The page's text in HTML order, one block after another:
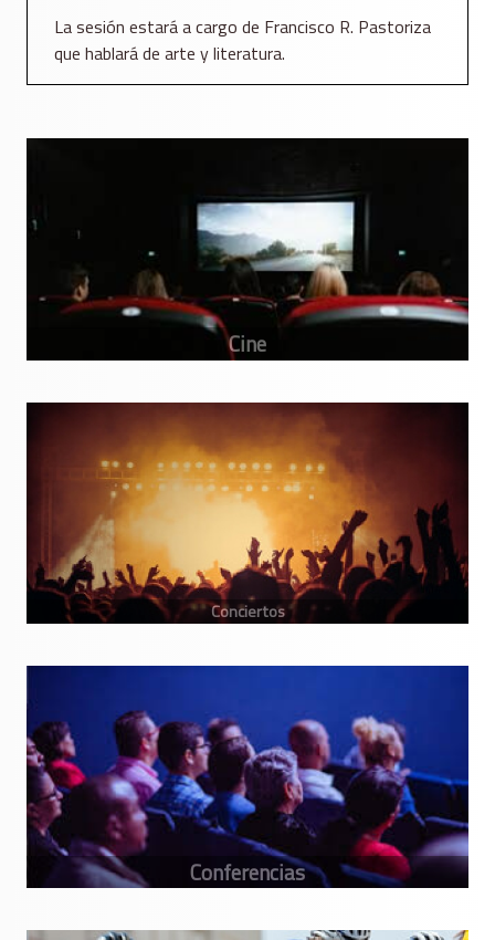
La sesión estará a cargo de Francisco R. Pastoriza
que hablará de arte y literatura.